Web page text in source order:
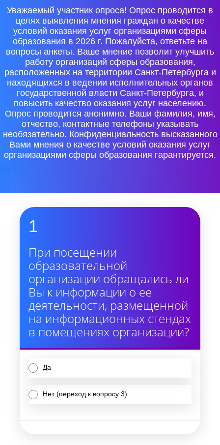
Уважаемый участник опроса! Опрос проводится в
целях выявления мнения граждан о качестве
условий оказания услуг организациями сферы
образования в 2026 г. Пожалуйста, ответьте на
вопросы анкеты. Ваше мнение позволит улучшить
работу организаций сферы образования,
расположенных на территории Санкт-Петербурга и
находящихся в ведении исполнительных органов
государственной власти Санкт-Петербурга, и
повысить качество оказания услуг населению.
Опрос проводится анонимно. Ваши фамилия, имя,
отчество, контактные телефоны указывать
необязательно. Конфиденциальность высказанного
Вами мнения о качестве условий оказания услуг
организациями сферы образования гарантируется.
1
При посещении
образовательной
организации обращались ли
Вы к информации о ее
деятельности, размещенной
на информационных стендах
в помещениях организации?
Да
Нет (переход к вопросу 3)